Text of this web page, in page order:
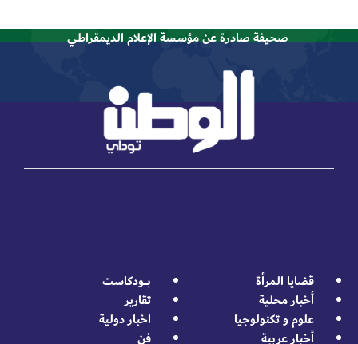
صحيفة صادرة عن مؤسسة الإعلام الديمقراطي
قضايا المرأة
بــــودكاست
أخبار محلية
تقارير
علوم و تكنولوجيا
اخبار دولية
أخبار عربية
فن